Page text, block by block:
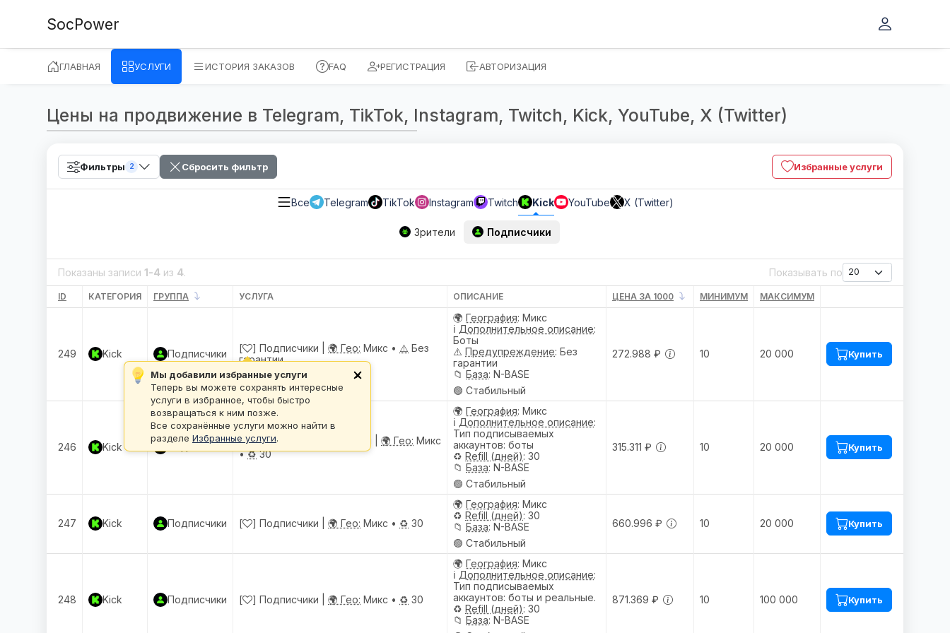
SocPower
ГЛАВНАЯ УСЛУГИ ИСТОРИЯ ЗАКАЗОВ FAQ РЕГИСТРАЦИЯ АВТОРИЗАЦИЯ
Цены на продвижение в Telegram, TikTok, Instagram, Twitch, Kick, YouTube, X (Twitter)
Фильтры 2 Сбросить фильтр Избранные услуги
Все Telegram TikTok Instagram Twitch Kick YouTube X (Twitter)
Зрители Подписчики
Показаны записи 1-4 из 4. Показывать по
ID КАТЕГОРИЯ ГРУППА УСЛУГА ОПИСАНИЕ ЦЕНА ЗА 1000 МИНИМУМ МАКСИМУМ
249 Kick Подписчики [ ] Подписчики | 🌍 Гео: Микс • ⚠️ Без
гарантии
🌍 География: Микс
ℹ️ Дополнительное описание:
Боты
⚠️ Предупреждениe: Без
гарантии
📁 База: N-BASE
🟢 Стабильный
272.988 ₽ 10 20 000 Купить
246 Kick Подписчики POPULAR 🌍 Гео: Микс
•♻️30
🌍 География: Микс
ℹ️ Дополнительное описание:
Тип подписываемых
аккаунтов: боты
♻️ Refill (дней): 30
📁 База: N-BASE
🟢 Стабильный
315.311 ₽ 10 20 000 Купить
247 Kick Подписчики [ ] Подписчики | 🌍 Гео: Микс • ♻️ 30
🌍 География: Микс
♻️ Refill (дней): 30
📁 База: N-BASE
🟢 Стабильный
660.996 ₽ 10 20 000 Купить
248 Kick Подписчики [ ] Подписчики | 🌍 Гео: Микс • ♻️ 30
🌍 География: Микс
ℹ️ Дополнительное описание:
Тип подписываемых
аккаунтов: боты и реальные.
♻️ Refill (дней): 30
📁 База: N-BASE
871.369 ₽ 10 100 000 Купить
Мы добавили избранные услуги
Теперь вы можете сохранять интересные
услуги в избранное, чтобы быстро
возвращаться к ним позже.
Все сохранённые услуги можно найти в
разделе Избранные услуги.
×